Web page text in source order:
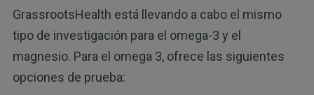
GrassrootsHealth está llevando a cabo el mismo
tipo de investigación para el omega-3 y el
magnesio. Para el omega 3, ofrece las siguientes
opciones de prueba: